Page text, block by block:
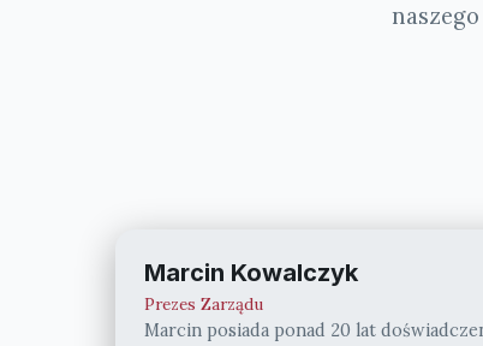
Marcin Kowalczyk
Prezes Zarządu
Marcin posiada ponad 20 lat